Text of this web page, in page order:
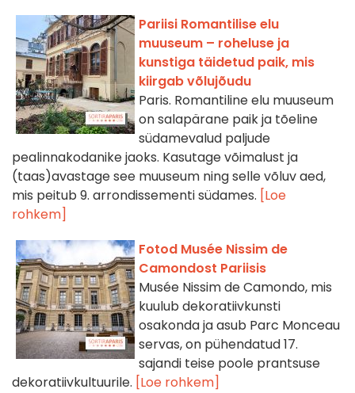
Pariisi Romantilise elu
muuseum – roheluse ja
kunstiga täidetud paik, mis
kiirgab võlujõudu
Paris. Romantiline elu muuseum
on salapärane paik ja tõeline
südamevalud paljude
pealinnakodanike jaoks. Kasutage võimalust ja
(taas)avastage see muuseum ning selle võluv aed,
mis peitub 9. arrondissementi südames. [Loe
rohkem]
Fotod Musée Nissim de
Camondost Pariisis
Musée Nissim de Camondo, mis
kuulub dekoratiivkunsti
osakonda ja asub Parc Monceau
servas, on pühendatud 17.
sajandi teise poole prantsuse
dekoratiivkultuurile. [Loe rohkem]